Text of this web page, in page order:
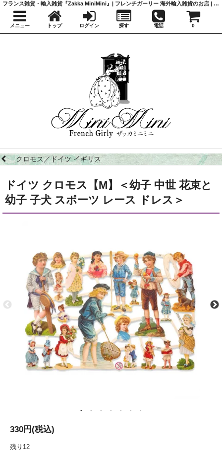
クロモス／ドイツ イギリス
ドイツ クロモス【M】＜幼子 中世 花束と
幼子 子犬 スポーツ レース ドレス＞
330円(税込)
残り12
フランス雑貨・輸入雑貨『Zakka MiniMini』| フレンチガーリー 海外輸入雑貨のお店 | かわいい雑貨 | 蚤の市 | アンティーク
メニュー トップ ログイン 探す 電話 0